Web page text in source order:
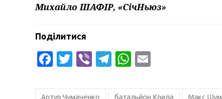
Михайло ШАФІР, «СічНьюз»
Поділитися
Facebook
Twitter
ViberTelegram
WhatsApp
Артур Чумаченко батальйон Крила Макс Шум